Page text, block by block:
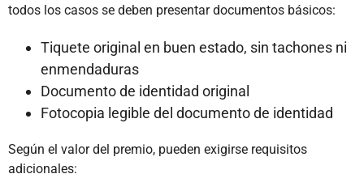
todos los casos se deben presentar documentos básicos:
Tiquete original en buen estado, sin tachones ni
enmendaduras
Documento de identidad original
Fotocopia legible del documento de identidad
Según el valor del premio, pueden exigirse requisitos
adicionales: